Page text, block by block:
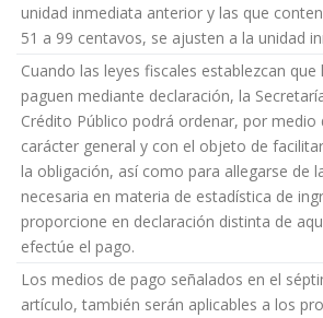
unidad inmediata anterior y las que
51 a 99 centavos, se ajusten a la unidad
Cuando las leyes fiscales establezcan
paguen mediante declaración, la
Crédito Público podrá ordenar, por medio
carácter general y con el objeto de
la obligación, así como para allegarse de
necesaria en materia de estadística de
proporcione en declaración distinta de
efectúe el pago.
Los medios de pago señalados en el
artículo, también serán aplicables a los